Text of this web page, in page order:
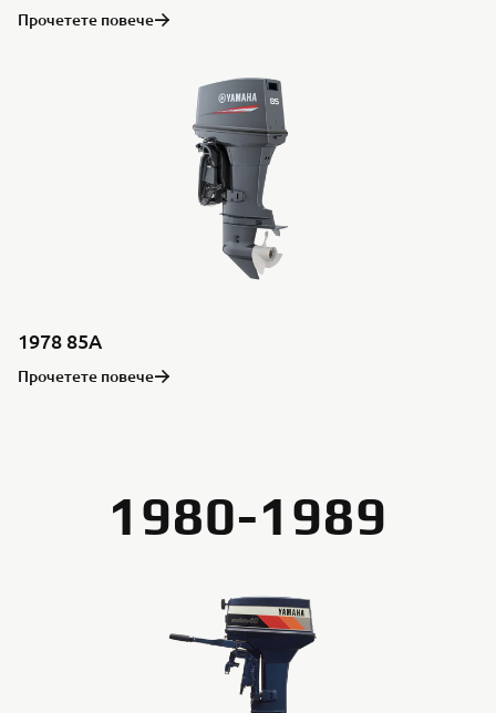
Прочетете повече
1978 85A
Прочетете повече
1980-1989